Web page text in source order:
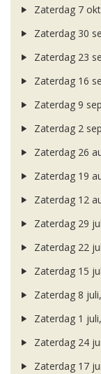
Zaterdag 7
Zaterdag 30
Zaterdag 23
Zaterdag 16
Zaterdag 9
Zaterdag 2
Zaterdag 26
Zaterdag 19
Zaterdag 12
Zaterdag 29
Zaterdag 22
Zaterdag 15
Zaterdag 8
Zaterdag 1
Zaterdag 24
Zaterdag 17